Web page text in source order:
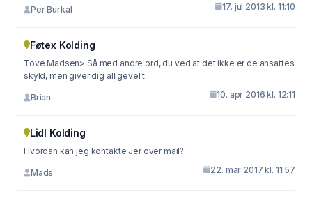
Per Burkal 17. jul 2013 kl. 11:10
Føtex Kolding
Tove Madsen> Så med andre ord, du ved at det ikke er de ansattes
skyld, men giver dig alligevel t...
Brian 10. apr 2016 kl. 12:11
Lidl Kolding
Hvordan kan jeg kontakte Jer over mail?
Mads 22. mar 2017 kl. 11:57